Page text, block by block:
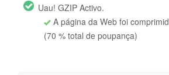
Uau! GZIP Activo.
A página da Web foi
(70 % total de poupança)